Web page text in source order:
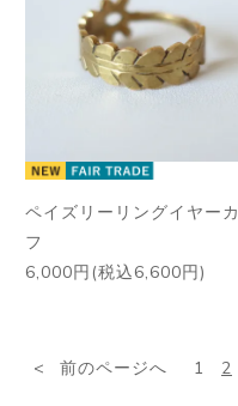
ペイズリーリングイヤーカ
フ
6,000円(税込6,600円)
前のページへ 1 2